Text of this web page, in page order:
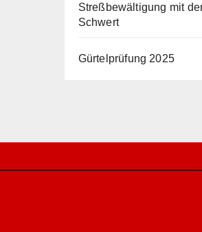
Streßbewältigung mit
Schwert
Gürtelprüfung 2025